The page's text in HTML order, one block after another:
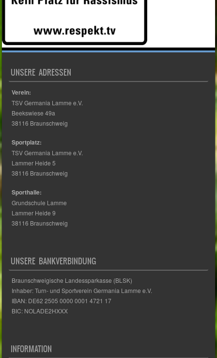
UNSERE ADRESSEN
Verein:
TSV Germania Lamme e.V.
Beekswiese 49a
38116 Braunschweig
Sportplatz:
TSV Germania Lamme e.V.
Lammer Heide 5
38116 Braunschweig
Sporthalle:
Grundschule Lamme
Lammer Heide 9
38116 Braunschweig
UNSERE BANKVERBINDUNG
Braunschweigische Landessparkasse (BLSK)
Inhaber: Turn- und Sportverein Germania Lamme e.V.
IBAN: DE62 2505 0000 0001 4721 17
BIC: NOLADE2HXXX
INFORMATION